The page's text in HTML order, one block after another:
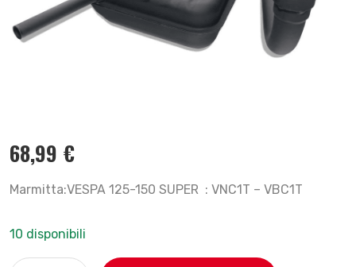
68,99 €
Marmitta:VESPA 125-150 SUPER : VNC1T – VBC1T
10 disponibili